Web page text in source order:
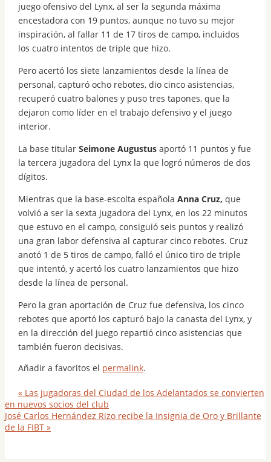
juego ofensivo del Lynx, al ser la segunda máxima
encestadora con 19 puntos, aunque no tuvo su mejor
inspiración, al fallar 11 de 17 tiros de campo, incluidos
los cuatro intentos de triple que hizo.
Pero acertó los siete lanzamientos desde la línea de
personal, capturó ocho rebotes, dio cinco asistencias,
recuperó cuatro balones y puso tres tapones, que la
dejaron como líder en el trabajo defensivo y el juego
interior.
La base titular Seimone Augustusaportó 11 puntos y fue
la tercera jugadora del Lynx la que logró números de dos
dígitos.
Mientras que la base-escolta española Anna Cruz, que
volvió a ser la sexta jugadora del Lynx, en los 22 minutos
que estuvo en el campo, consiguió seis puntos y realizó
una gran labor defensiva al capturar cinco rebotes. Cruz
anotó 1 de 5 tiros de campo, falló el único tiro de triple
que intentó, y acertó los cuatro lanzamientos que hizo
desde la línea de personal.
Pero la gran aportación de Cruz fue defensiva, los cinco
rebotes que aportó los capturó bajo la canasta del Lynx, y
en la dirección del juego repartió cinco asistencias que
también fueron decisivas.
Añadir a favoritos el permalink.
«Las jugadoras del Ciudad de los Adelantados se convierten
en nuevos socios del club
José Carlos Hernández Rizo recibe la Insignia de Oro y Brillante
de la FIBT »